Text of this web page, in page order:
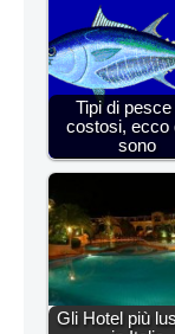
Tipi di pesce
costosi, ecco
sono
Gli Hotel più